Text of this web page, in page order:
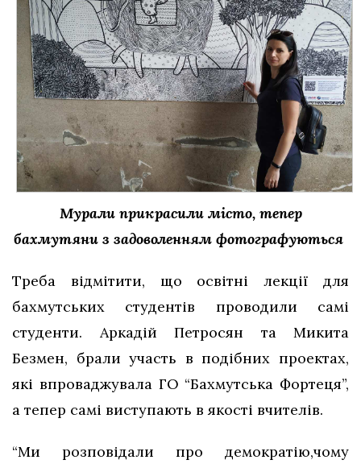
Мурали прикрасили місто, тепер
бахмутяни з задоволенням фотографуються
Треба відмітити, що освітні лекції для
бахмутських студентів проводили самі
студенти. Аркадій Петросян та Микита
Безмен, брали участь в подібних проектах,
які впроваджувала ГО “Бахмутська Фортеця”,
а тепер самі виступають в якості вчителів.
“Ми розповідали про демократію,чому